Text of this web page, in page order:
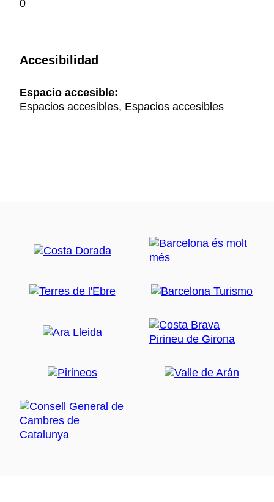
0
Accesibilidad
Espacio accesible:
Espacios accesibles, Espacios accesibles